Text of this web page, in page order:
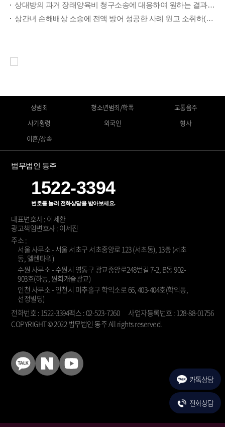
카톡상담
전화상담
상대방의 과거 장래양육비 청구소송에 대응하여 원하는 결과를 받은 성공사례
상간녀 손해배상 소송에 전액 방어 성공한 사례 원고 소취하(위자료 100% 감면)
성범죄 청소년범죄/학폭
교통음주
사기횡령
외국인
형사
이혼/상속
법무법인 동주
1522-3394
번호를 눌러 전화상담을 받아보세요.
대표변호사 : 이세환
광고책임변호사 : 이세진
주소 :
서울 사무소 - 서울 서초구 서초중앙로 123 (서초동), 13층 (서초
동, 엘렌타워)
수원 사무소 - 수원시 영통구 광교중앙로248번길 7-2, B동 902-
903호(하동, 원희캐슬광교)
인천 사무소 - 인천시 미추홀구 학익소로 66, 403-404호(학익동,
선정빌딩)
전화번호 : 1522-3394팩스 : 02-523-7260
사업자등록번호 : 128-88-01756
COPYRIGHT © 2022 법무법인 동주 All rights reserved.
KakaoTalkNaver
Blog
YouTube